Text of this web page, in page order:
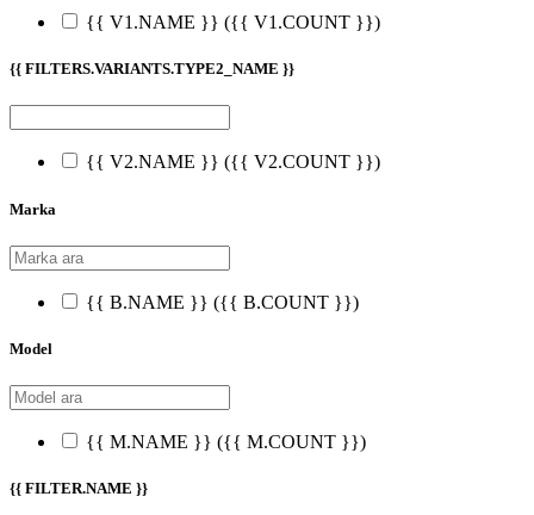
{{ V1.NAME }} ({{ V1.COUNT }})
{{ FILTERS.VARIANTS.TYPE2_NAME }}
{{ V2.NAME }} ({{ V2.COUNT }})
Marka
{{ B.NAME }} ({{ B.COUNT }})
Model
{{ M.NAME }} ({{ M.COUNT }})
{{ FILTER.NAME }}